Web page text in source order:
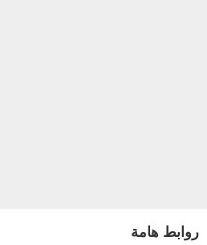
روابط هامة